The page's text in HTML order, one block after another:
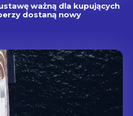
ważną dla kupujących
dostaną nowy